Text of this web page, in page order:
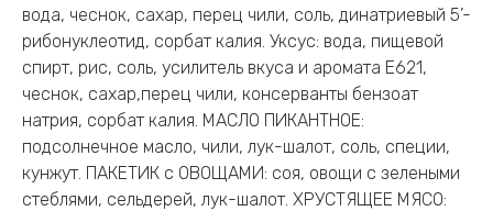
вода, чеснок, сахар, перец чили, соль, динатриевый 5’-
рибонуклеотид, сорбат калия. Уксус: вода, пищевой
спирт, рис, соль, усилитель вкуса и аромата Е621,
чеснок, сахар,перец чили, консерванты бензоат
натрия, сорбат калия. МАСЛО ПИКАНТНОЕ:
подсолнечное масло, чили, лук-шалот, соль, специи,
кунжут. ПАКЕТИК с ОВОЩАМИ: соя, овощи с зелеными
стеблями, сельдерей, лук-шалот. ХРУСТЯЩЕЕ МЯСО: